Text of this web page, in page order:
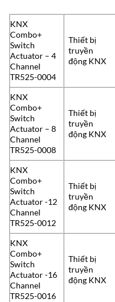
KNX
Combo+
Switch
Actuator – 4
Channel
TR525-0004
Thiết bị
truyền
động KNX
KNX
Combo+
Switch
Actuator – 8
Channel
TR525-0008
Thiết bị
truyền
động KNX
KNX
Combo+
Switch
Actuator -12
Channel
TR525-0012
Thiết bị
truyền
động KNX
KNX
Combo+
Switch
Actuator -16
Channel
TR525-0016
Thiết bị
truyền
động KNX